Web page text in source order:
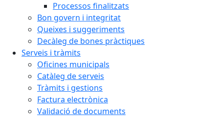
Processos finalitzats
Bon govern i integritat
Queixes i suggeriments
Decàleg de bones pràctiques
Serveis i tràmits
Oficines municipals
Catàleg de serveis
Tràmits i gestions
Factura electrònica
Validació de documents